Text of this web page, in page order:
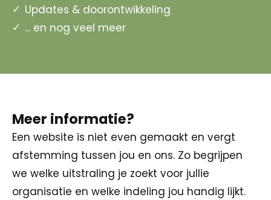
Updates & doorontwikkeling
... en nog veel meer
Meer informatie?
Een website is niet even gemaakt en vergt
afstemming tussen jou en ons. Zo begrijpen
we welke uitstraling je zoekt voor jullie
organisatie en welke indeling jou handig lijkt.